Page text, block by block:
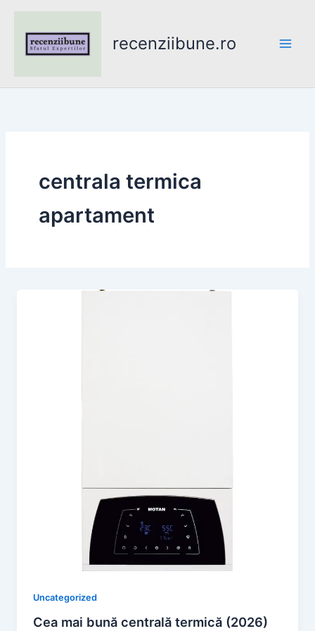
content
recenziibune.ro
centrala termica
apartament
Uncategorized
Cea mai bună centrală termică (2026)